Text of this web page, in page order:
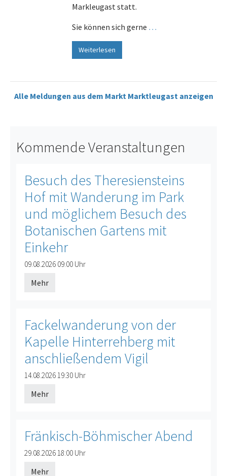
Markleugast statt.
Sie können sich gerne …
Weiterlesen
Alle Meldungen aus dem Markt Marktleugast anzeigen
Kommende Veranstaltungen
Besuch des Theresiensteins
Hof mit Wanderung im Park
und möglichem Besuch des
Botanischen Gartens mit
Einkehr
09.08.2026 09:00 UhrOffenes Ende
Mehr
Fackelwanderung von der
Kapelle Hinterrehberg mit
anschließendem Vigil
14.08.202619:30 UhrOffenes Ende
Mehr
Fränkisch-Böhmischer Abend
29.08.202618:00 UhrOffenes Ende
Mehr